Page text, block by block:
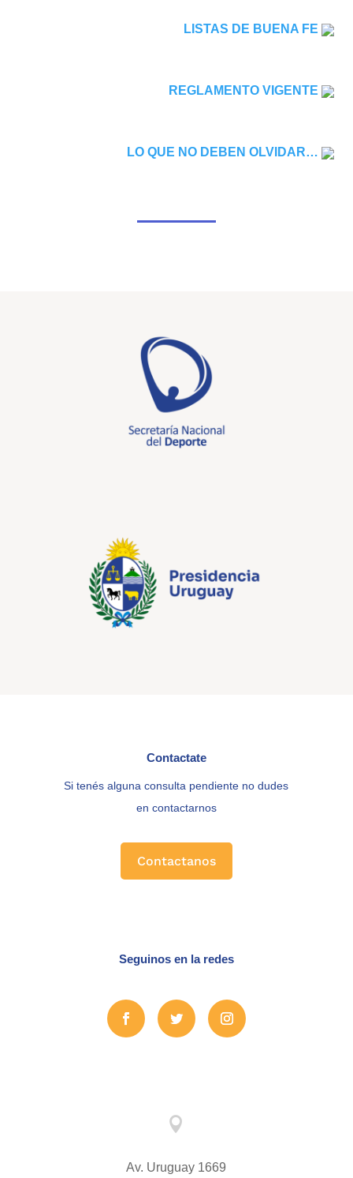
LISTAS DE BUENA FE
REGLAMENTO VIGENTE
LO QUE NO DEBEN OLVIDAR…
Contactate
Si tenés alguna consulta pendiente no dudes
en contactarnos
Contactanos
Seguinos en la redes

Av. Uruguay 1669